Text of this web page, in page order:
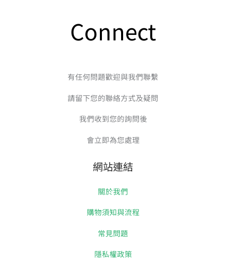
Connect
有任何問題歡迎與我們聯繫
請留下您的聯絡方式及疑問
我們收到您的詢問後
會立即為您處理
網站連結
關於我們
購物須知與流程
常見問題
隱私權政策